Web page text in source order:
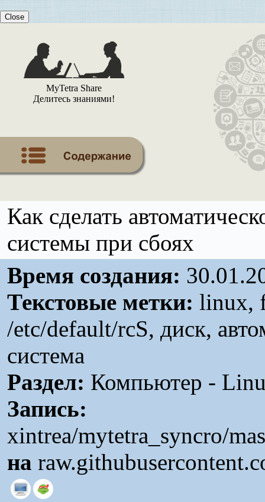
Close
MyTetra Share
Делитесь знаниями!
Как сделать
системы при сбоях
Время создания:
Текстовые метки: linux,
/etc/default/rcS, диск,
система
Раздел: Компьютер -
Запись:
xintrea/mytetra_syncro/
на